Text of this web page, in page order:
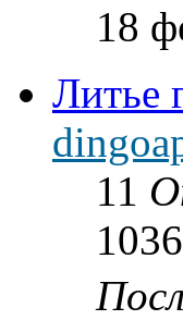
18
Литье
11